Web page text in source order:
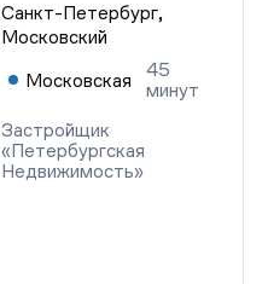
Санкт-Петербург,
Московский
Московская
45
минут
Застройщик
«Петербургская
Недвижимость»